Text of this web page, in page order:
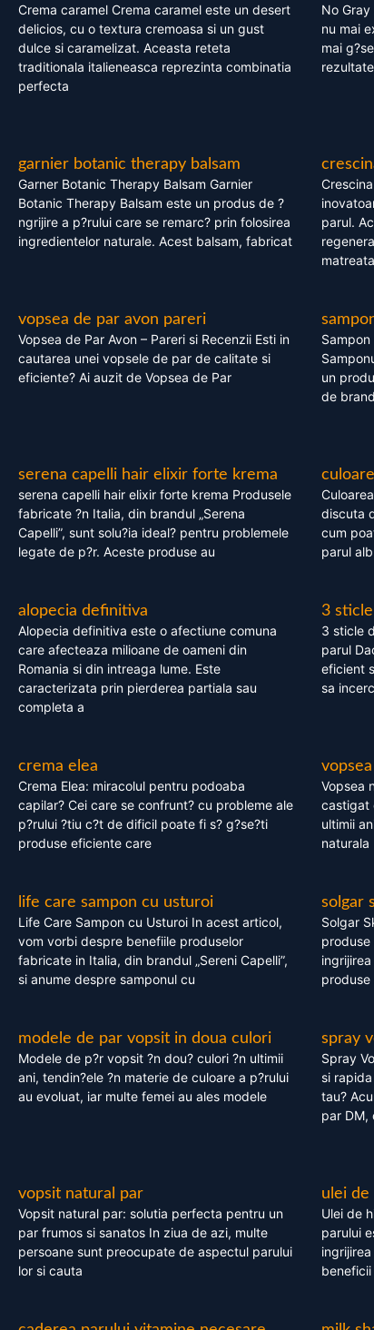
Crema caramel Crema caramel este un desert
delicios, cu o textura cremoasa si un gust
dulce si caramelizat. Aceasta reteta
traditionala italieneasca reprezinta combinatia
perfecta
No
nu mai
mai
garnier botanic therapy balsam
Garner Botanic Therapy Balsam Garnier
Botanic Therapy Balsam este un produs de ?
ngrijire a p?rului care se remarc? prin folosirea
ingredientelor naturale. Acest balsam, fabricat
parul.
matreata
vopsea de par avon pareri
Vopsea de Par Avon – Pareri si Recenzii Esti in
cautarea unei vopsele de par de calitate si
eficiente? Ai auzit de Vopsea de Par
un
de
serena capelli hair elixir forte krema
serena capelli hair elixir forte krema Produsele
fabricate ?n Italia, din brandul „Serena
Capelli”, sunt solu?ia ideal? pentru problemele
legate de p?r. Aceste produse au
discuta
cum
parul
alopecia definitiva
Alopecia definitiva este o afectiune comuna
care afecteaza milioane de oameni din
Romania si din intreaga lume. Este
caracterizata prin pierderea partiala sau
completa a
3
3 sticle
parul
eficient
sa
crema elea
Crema Elea: miracolul pentru podoaba
capilar? Cei care se confrunt? cu probleme ale
p?rului ?tiu c?t de dificil poate fi s? g?se?ti
produse eficiente care
Vopsea
castigat
ultimii
naturala
life care sampon cu usturoi
Life Care Sampon cu Usturoi In acest articol,
vom vorbi despre benefiile produselor
fabricate in Italia, din brandul „Sereni Capelli”,
si anume despre samponul cu
solgar
Solgar
modele de par vopsit in doua culori
Modele de p?r vopsit ?n dou? culori ?n ultimii
ani, tendin?ele ?n materie de culoare a p?rului
au evoluat, iar multe femei au ales modele
spray
Spray
si
tau?
par DM,
vopsit natural par
Vopsit natural par: solutia perfecta pentru un
par frumos si sanatos In ziua de azi, multe
persoane sunt preocupate de aspectul parului
lor si cauta
ulei de
Ulei de
parului